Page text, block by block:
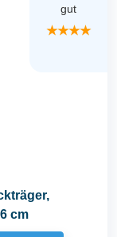
gut
★★★★
cm